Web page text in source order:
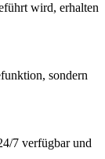
wird, erhalten
sondern
7 verfügbar und